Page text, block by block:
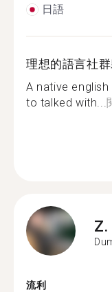
日語
理想的語言社
A native
to talked with...
Z.
流利